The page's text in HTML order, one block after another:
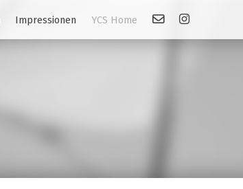
Impressionen YCS Home KontaktLink: